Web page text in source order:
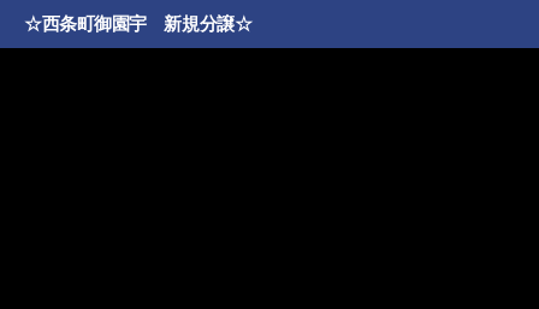
☆西条町御園宇 新規分譲☆